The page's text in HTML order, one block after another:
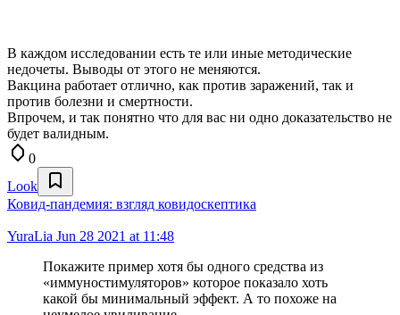
В каждом исследовании есть те или иные методические
недочеты. Выводы от этого не меняются.
Вакцина работает отлично, как против заражений, так и
против болезни и смертности.
Впрочем, и так понятно что для вас ни одно доказательство не
будет валидным.
0
Look
Ковид-пандемия: взгляд ковидоскептика
YuraLia Jun 28 2021 at 11:48
Покажите пример хотя бы одного средства из
«иммуностимуляторов» которое показало хоть
какой бы минимальный эффект. А то похоже на